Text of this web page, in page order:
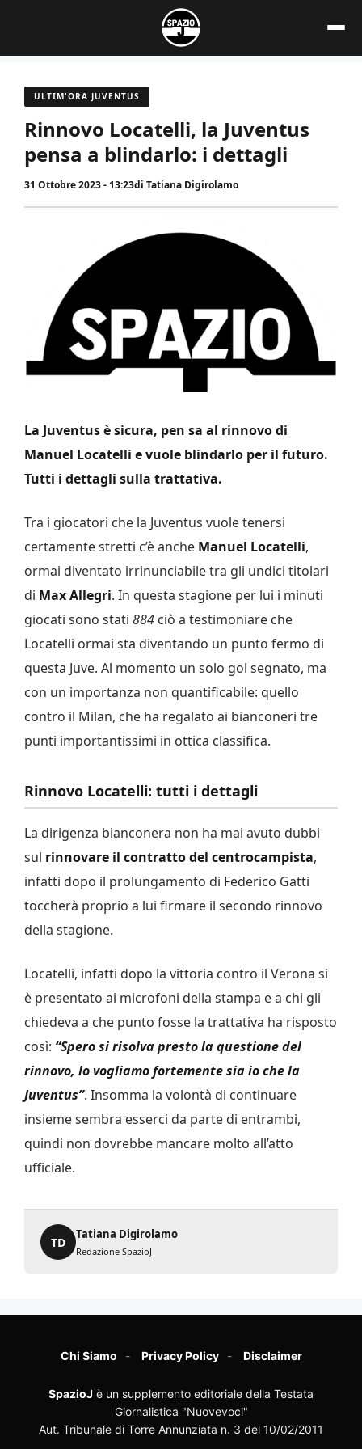
contenuto
ULTIM'ORA JUVENTUS
Rinnovo Locatelli, la Juventus
pensa a blindarlo: i dettagli
31 Ottobre 2023 - 13:23di Tatiana Digirolamo
La Juventus è sicura, pen sa al rinnovo di
Manuel Locatelli e vuole blindarlo per il futuro.
Tutti i dettagli sulla trattativa.
Tra i giocatori che la Juventus vuole tenersi
certamente stretti c’è anche Manuel Locatelli,
ormai diventato irrinunciabile tra gli undici titolari
di Max Allegri. In questa stagione per lui i minuti
giocati sono stati 884 ciò a testimoniare che
Locatelli ormai sta diventando un punto fermo di
questa Juve. Al momento un solo gol segnato, ma
con un importanza non quantificabile: quello
contro il Milan, che ha regalato ai bianconeri tre
punti importantissimi in ottica classifica.
Rinnovo Locatelli: tutti i dettagli
La dirigenza bianconera non ha mai avuto dubbi
sul rinnovare il contratto del centrocampista,
infatti dopo il prolungamento di Federico Gatti
toccherà proprio a lui firmare il secondo rinnovo
della stagione.
Locatelli, infatti dopo la vittoria contro il Verona si
è presentato ai microfoni della stampa e a chi gli
chiedeva a che punto fosse la trattativa ha risposto
così: “Spero si risolva presto la questione del
rinnovo, lo vogliamo fortemente sia io che la
Juventus”. Insomma la volontà di continuare
insieme sembra esserci da parte di entrambi,
quindi non dovrebbe mancare molto all’atto
ufficiale.
TD
Tatiana Digirolamo
Redazione SpazioJ
Chi Siamo Privacy Policy Disclaimer
SpazioJ è un supplemento editoriale della Testata
Giornalistica "Nuovevoci"
Aut. Tribunale di Torre Annunziata n. 3 del 10/02/2011